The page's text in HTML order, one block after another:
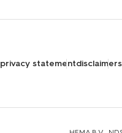
privacy statementdisclaimer